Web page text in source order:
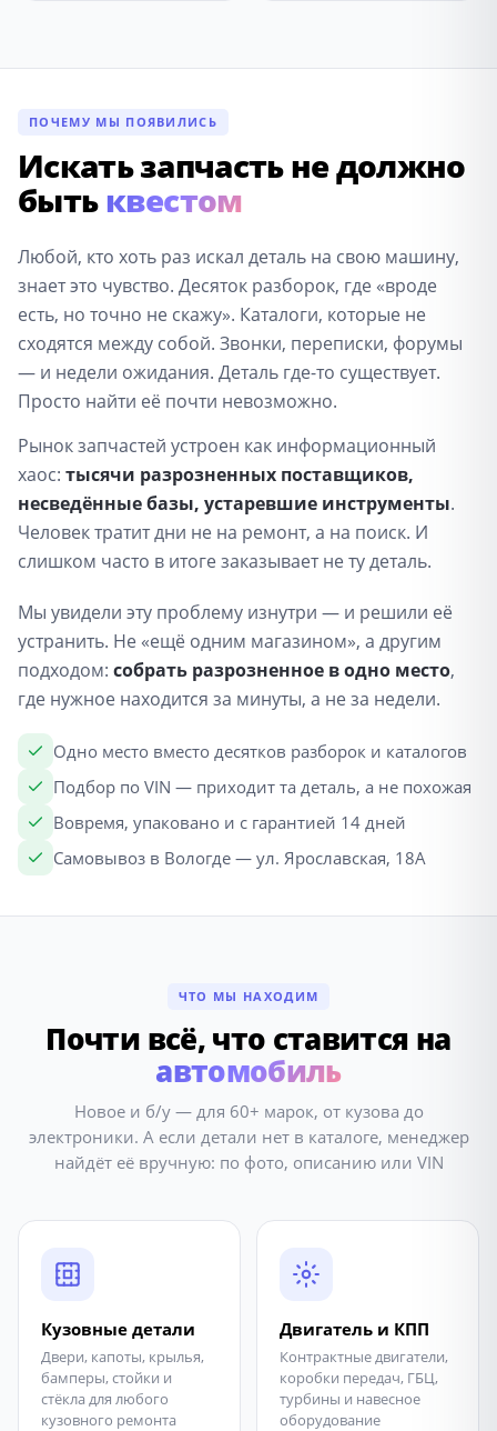
ПОЧЕМУ МЫ ПОЯВИЛИСЬ
Искать запчасть не должно
бытьквестом
Любой, кто хоть раз искал деталь на свою машину,
знает это чувство. Десяток разборок, где «вроде
есть, но точно не скажу». Каталоги, которые не
сходятся между собой. Звонки, переписки, форумы
— и недели ожидания. Деталь где-то существует.
Просто найти её почти невозможно.
Рынок запчастей устроен как информационный
хаос: тысячи разрозненных поставщиков,
несведённые базы, устаревшие инструменты.
Человек тратит дни не на ремонт, а на поиск. И
слишком часто в итоге заказывает не ту деталь.
Мы увидели эту проблему изнутри — и решили её
устранить. Не «ещё одним магазином», а другим
подходом: собрать разрозненное в одно место,
где нужное находится за минуты, а не за недели.
Одно место вместо десятков разборок и каталогов
Подбор по VIN — приходит та деталь, а не похожая
Вовремя, упаковано и с гарантией 14 дней
Самовывоз в Вологде — ул. Ярославская, 18А
ЧТО МЫ НАХОДИМ
Почти всё, что ставится на
автомобиль
Новое и б/у — для 60+ марок, от кузова до
электроники. А если детали нет в каталоге, менеджер
найдёт её вручную: по фото, описанию или VIN
Кузовные детали
Двери, капоты, крылья,
бамперы, стойки и
стёкла для любого
кузовного ремонта
Двигатель и КПП
Контрактные двигатели,
коробки передач, ГБЦ,
турбины и навесное
оборудование